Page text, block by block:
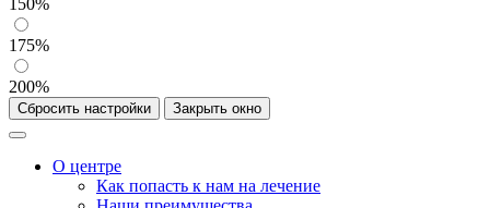
150%
175%
200%
Сбросить настройки Закрыть окно
О центре
Как попасть к нам на лечение